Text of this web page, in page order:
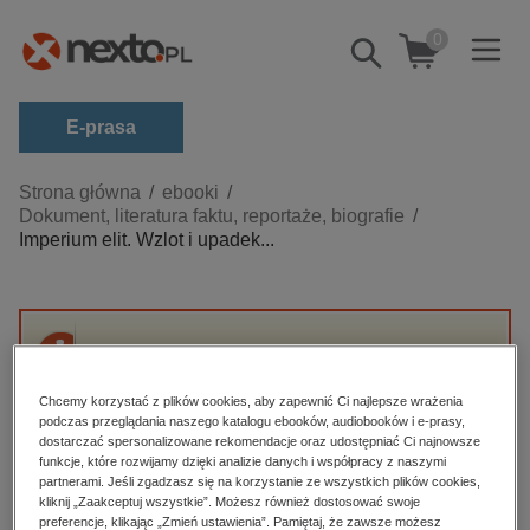
Pokaż/schowaj
wyszukiwarkę
0
E-prasa
Kategorie
Zobacz wszystkie E-prasa
biznesowe, branżowe, gospodarka
darmowe wydania
edukacja
hobby, sport, rozrywka
komputery, internet, technologie, informatyka
Strona główna
ebooki
Dokument, literatura faktu, reportaże, biografie
Imperium elit. Wzlot i upadek...
Wzlot i upadek Condé Nast, największej
dynastii medialnej Nowego Jorku” nie jest
dostępny.
High-contrast mode
Chcemy korzystać z plików cookies, aby zapewnić Ci najlepsze wrażenia
podczas przeglądania naszego katalogu ebooków, audiobooków i e-prasy,
dostarczać spersonalizowane rekomendacje oraz udostępniać Ci najnowsze
funkcje, które rozwijamy dzięki analizie danych i współpracy z naszymi
partnerami. Jeśli zgadzasz się na korzystanie ze wszystkich plików cookies,
kliknij „Zaakceptuj wszystkie”. Możesz również dostosować swoje
preferencje, klikając „Zmień ustawienia”. Pamiętaj, że zawsze możesz